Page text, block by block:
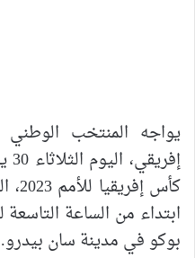
يواجه المنتخب الوطني
ابتداء من الساعة
بوكو في مدينة سان بيدرو.